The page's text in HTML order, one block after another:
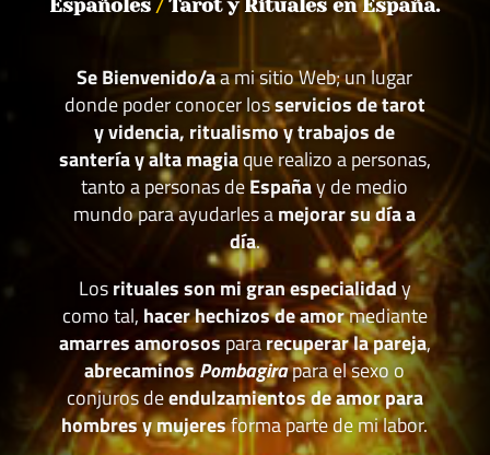
Españoles/Tarot y Rituales en España.
Se Bienvenido/aa mi sitio Web; un lugar
donde poder conocer losservicios de tarot
y videncia, ritualismo y trabajos de
santería y alta magiaque realizo a personas,
tanto a personas deEspañay de medio
mundo para ayudarles amejorar su día a
día.
Losrituales son mi gran especialidady
como tal, hacer hechizos de amormediante
amarres amorosospararecuperar la pareja,
abrecaminosPombagirapara el sexo o
conjuros deendulzamientos de amor para
hombres y mujeresforma parte de mi labor.